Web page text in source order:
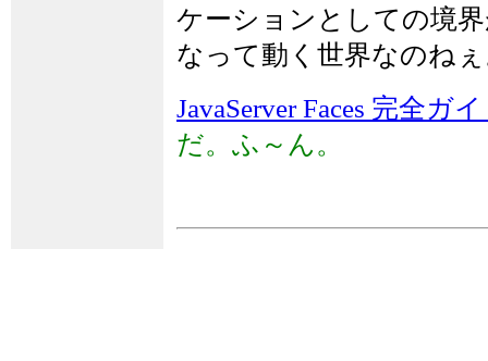
ケーションとしての境
なって動く世界なのね
JavaServer Faces 完全ガ
だ。ふ～ん。